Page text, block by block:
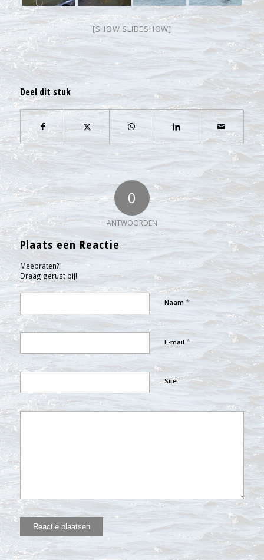
[SHOW SLIDESHOW]
Deel dit stuk
0
ANTWOORDEN
Plaats een Reactie
Meepraten?
Draag gerust bij!
Naam *
E-mail *
Site